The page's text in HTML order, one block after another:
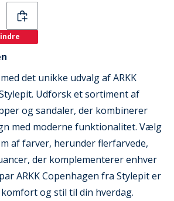
det unikke udvalg af ARKK
Udforsk et sortiment af
og sandaler, der kombinerer
med moderne funktionalitet. Vælg
af farver, herunder flerfarvede,
der komplementerer enhver
ARKK Copenhagen fra Stylepit er
og stil til din hverdag.